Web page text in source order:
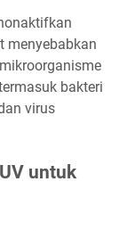
menyebabkan
bakteri
virus
untuk